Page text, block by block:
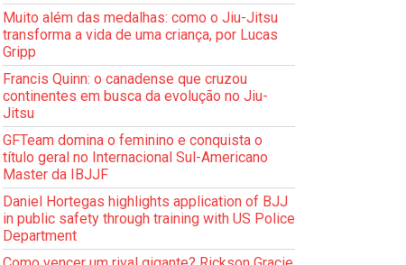
Muito além das medalhas: como o Jiu-Jitsu
transforma a vida de uma criança, por Lucas
Gripp
Francis Quinn: o canadense que cruzou
continentes em busca da evolução no Jiu-
Jitsu
GFTeam domina o feminino e conquista o
título geral no Internacional Sul-Americano
Master da IBJJF
Daniel Hortegas highlights application of BJJ
in public safety through training with US Police
Department